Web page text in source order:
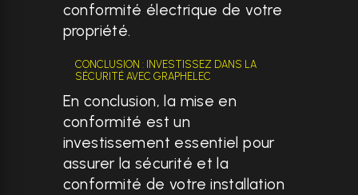
conformité électrique de votre
propriété.
CONCLUSION : INVESTISSEZ DANS LA
SÉCURITÉ AVEC GRAPHELEC
En conclusion, la mise en
conformité est un
investissement essentiel pour
assurer la sécurité et la
conformité de votre installation